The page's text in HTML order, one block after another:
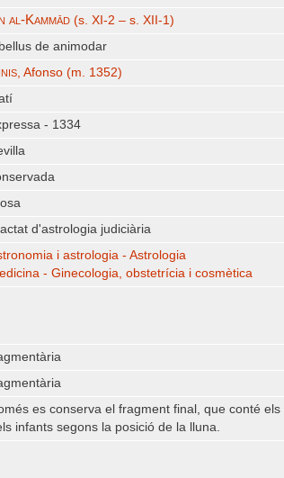
al-Kammād (s. XI-2 – s. XII-1)
de animodar
, Afonso (m. 1352)
- 1334
d'astrologia judiciària
i astrologia - Astrologia
- Ginecologia, obstetrícia i cosmètica
es conserva el fragment final, que conté
infants segons la posició de la lluna.